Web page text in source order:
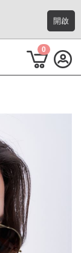
開啟
0